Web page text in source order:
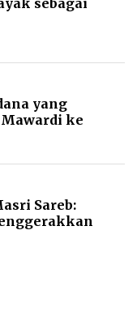
yang
ke
Sareb: